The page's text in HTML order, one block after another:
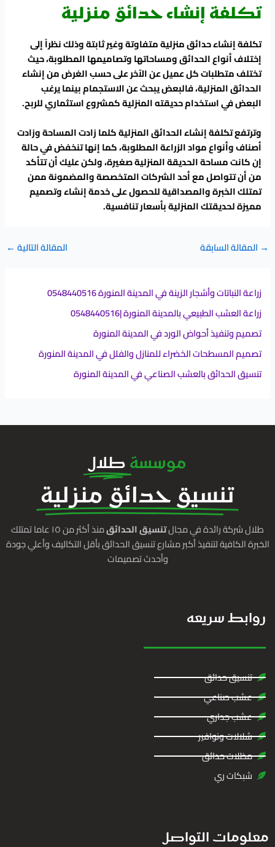
تكلفة إنشاء حدائق منزلية
تكلفة إنشاء حدائق منزلية متفاوتة وغير ثابتة وذلك نظراً إلى
إختلاف أنواع الحدائق ومساحاتها وتصاميمها المطلوبة، حيث
تختلف متطلبات كل عميل عن الآخر على حسب الغرض من إنشاء
الحدائق المنزلية، فالبعض يبحث عن الاستجمام بينما يرغب
البعض في استخدام حديقته المنزلية كمشروع استثماري للربح.
وترتفع تكلفة إنشاء الحدائق المنزلية كلما زادت المساحة وزادت
أصناف وأنواع مواد الزراعة المطلوبة، كما إنها تنخفض في حالة
إن كانت مساحة الحديقة المنزلية صغيرة، ولكن عليك أن تتأكد
من أن تتواصل مع أحد الشركات المتخصصة والمضمونة ممن
تمتلك الخبرة والمصداقية للحصول على خدمة إنشاء وتصميم
مميزة لحديقتك المنزلية بأسعار تنافسية.
→ المقالة السابقة المقالة التالية ←
زراعة النباتات وأشجار الزينة في المدينة المنورة 0548440516
زراعة العشب الطبيعي بالمدينة المنورة |0548440516
تصميم وتنفيذ أحواض الورد في المدينة المنورة
تصميم المسطحات الخضراء للمنازل والفلل في المدينة المنورة
تنسيق الحدائق بالعشب الصناعي في المدينة المنورة
موسسة طلال
تنسيق حدائق منزلية
طلال شركة رائدة في مجالتنسيق الحدائق
منذ أكثر من ١٥ عاما تمتلك
الخبرة الكافية لتنفيذ أكبر مشارع تنسيق الحدائق بأقل التكاليف وأعلي جودة
وأحدث تصميمات
روابط سريعه
تنسيق حدائق
عشب صناعي
عشب جداري
شلالات ونوافير
مظلات حدائق
شبكات ري
معلومات التواصل